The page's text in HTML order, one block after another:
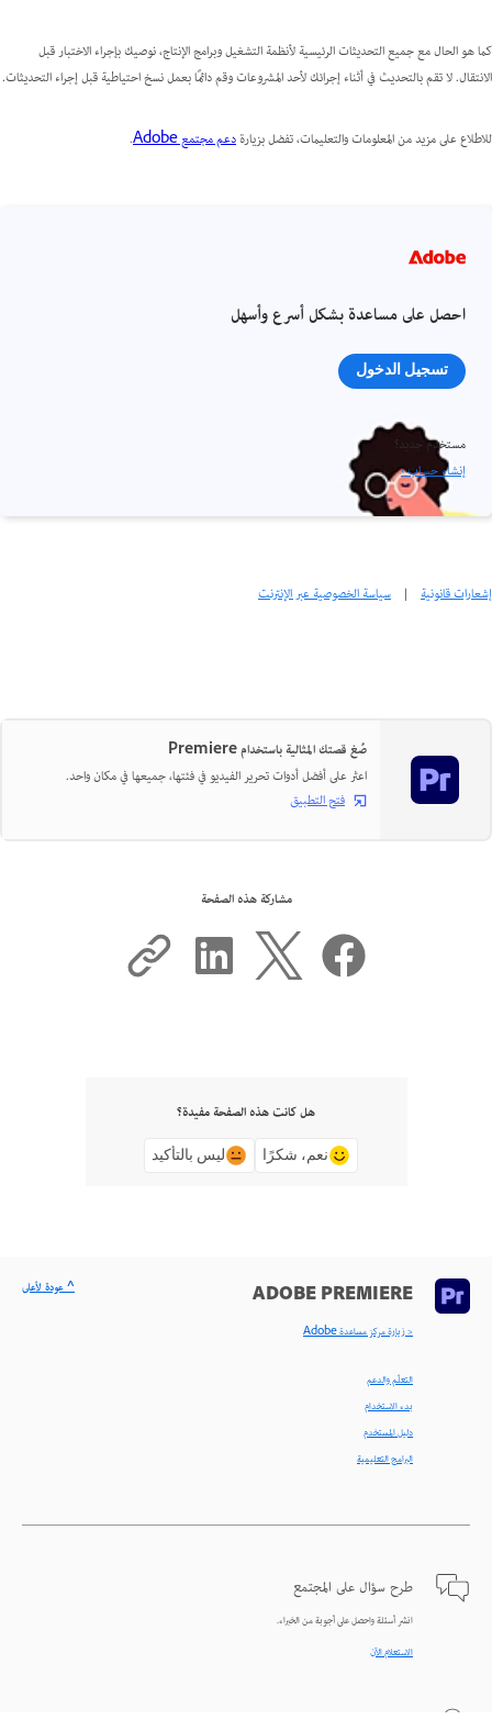
كما هو الحال مع جميع التحديثات الرئيسية لأنظمة التشغيل وبرامج الإنتاج، نوصيك بإجراء الاختبار قبل
الانتقال. لا تقم بالتحديث في أثناء إجرائك لأحد المشروعات وقم دائمًا بعمل نسخ احتياطية قبل إجراء التحديثات.
للاطلاع على مزيد من المعلومات والتعليمات، تفضل بزيارةدعم مجتمع Adobe .
احصل على مساعدة بشكل أسرع وأسهل
تسجيل الدخول
مستخدم جديد؟
إنشاء حساب ›
إشعارات قانونية | سياسة الخصوصية عبر الإنترنت
صُغ قصتك المثالية باستخدام Premiere
اعثر على أفضل أدوات تحرير الفيديو في فئتها، جميعها في مكان واحد.
فتح التطبيق
مشاركة هذه الصفحة
هل كانت هذه الصفحة مفيدة؟
نعم، شكرًا ليس بالتأكيد
ADOBE PREMIERE
< زيارة مركز مساعدة Adobe
التعلّم والدعم
بدء الاستخدام
دليل المستخدم
البرامج التعليمية
طرح سؤال على المجتمع
انشر أسئلة واحصل على أجوبة من الخبراء.
الاستعلام الآن
^ عودة لأعلى